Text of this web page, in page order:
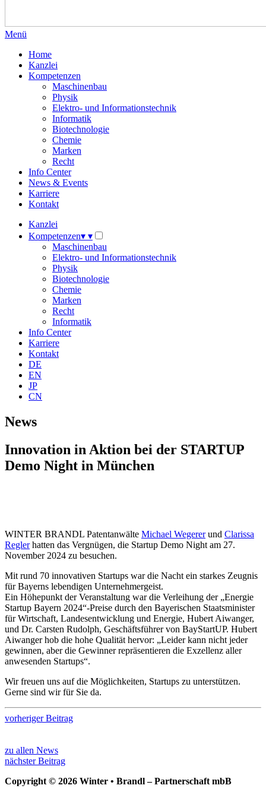
Menü
Home
Kanzlei
Kompetenzen
Maschinenbau
Physik
Elektro- und Informationstechnik
Informatik
Biotechnologie
Chemie
Marken
Recht
Info Center
News & Events
Karriere
Kontakt
Kanzlei
Kompetenzen▾ ▾
Maschinenbau
Elektro- und Informationstechnik
Physik
Biotechnologie
Chemie
Marken
Recht
Informatik
Info Center
Karriere
Kontakt
DE
EN
JP
CN
News
Innovation in Aktion bei der STARTUP
Demo Night in München
WINTER BRANDL Patentanwälte Michael Wegererund Clarissa
Reglerhatten das Vergnügen, die Startup Demo Night am 27.
November 2024 zu besuchen.
Mit rund 70 innovativen Startups war die Nacht ein starkes Zeugnis
für Bayerns lebendigen Unternehmergeist.
Ein Höhepunkt der Veranstaltung war die Verleihung der „Energie
Startup Bayern 2024“-Preise durch den Bayerischen Staatsminister
für Wirtschaft, Landesentwicklung und Energie, Hubert Aiwanger,
und Dr. Carsten Rudolph, Geschäftsführer von BayStartUP. Hubert
Aiwanger hob die hohe Qualität hervor: „Leider kann nicht jeder
gewinnen, aber die Gewinner repräsentieren die Exzellenz aller
anwesenden Startups“.
Wir freuen uns auf die Möglichkeiten, Startups zu unterstützen.
Gerne sind wir für Sie da.
vorheriger Beitrag
zu allen News
nächster Beitrag
Copyright © 2026 Winter • Brandl – Partnerschaft mbB